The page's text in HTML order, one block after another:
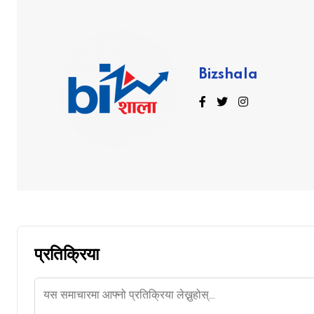
Bizshala
प्रतिक्रिया